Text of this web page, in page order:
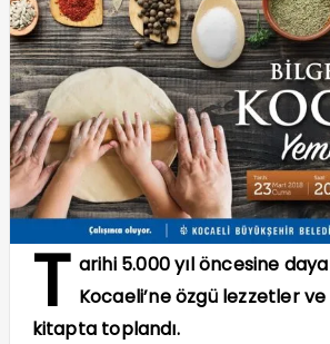
T arihi 5.000 yıl öncesine
Kocaeli’ne özgü lezzetler
kitapta toplandı.